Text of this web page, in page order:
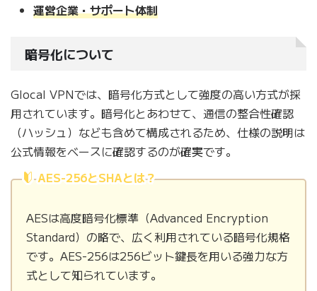
運営企業・サポート体制
暗号化について
Glocal VPNでは、暗号化方式として強度の高い方式が採
用されています。暗号化とあわせて、通信の整合性確認
（ハッシュ）なども含めて構成されるため、仕様の説明は
公式情報をベースに確認するのが確実です。
AES-256とSHAとは？
AESは高度暗号化標準（Advanced Encryption
Standard）の略で、広く利用されている暗号化規格
です。AES-256は256ビット鍵長を用いる強力な方
式として知られています。